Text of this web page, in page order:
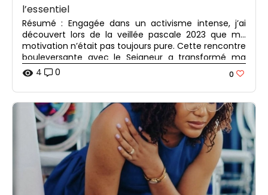
l’essentiel
Résumé : Engagée dans un activisme intense, j’ai
découvert lors de la veillée pascale 2023 que ma
motivation n’était pas toujours pure. Cette rencontre
bouleversante avec le Seigneur a transformé ma
manière de servir et ma relation avec Lui.
visibility 4 0 0